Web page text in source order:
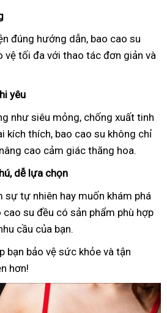
đúng hướng dẫn, bao cao su
vệ tối đa với thao tác đơn giản và
yêu
như siêu mỏng, chống xuất tinh
kích thích, bao cao su không chỉ
cao cảm giác thăng hoa.
dễ lựa chọn
sự tự nhiên hay muốn khám phá
cao su đều có sản phẩm phù hợp
cầu của bạn.
bạn bảo vệ sức khỏe và tận
hơn!